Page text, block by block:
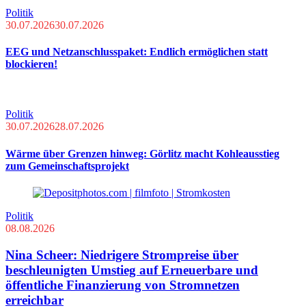
Politik
30.07.202630.07.2026
EEG und Netzanschlusspaket: Endlich ermöglichen statt
blockieren!
Politik
30.07.202628.07.2026
Wärme über Grenzen hinweg: Görlitz macht Kohleausstieg
zum Gemeinschaftsprojekt
Politik
08.08.2026
Nina Scheer: Niedrigere Strompreise über
beschleunigten Umstieg auf Erneuerbare und
öffentliche Finanzierung von Stromnetzen
erreichbar